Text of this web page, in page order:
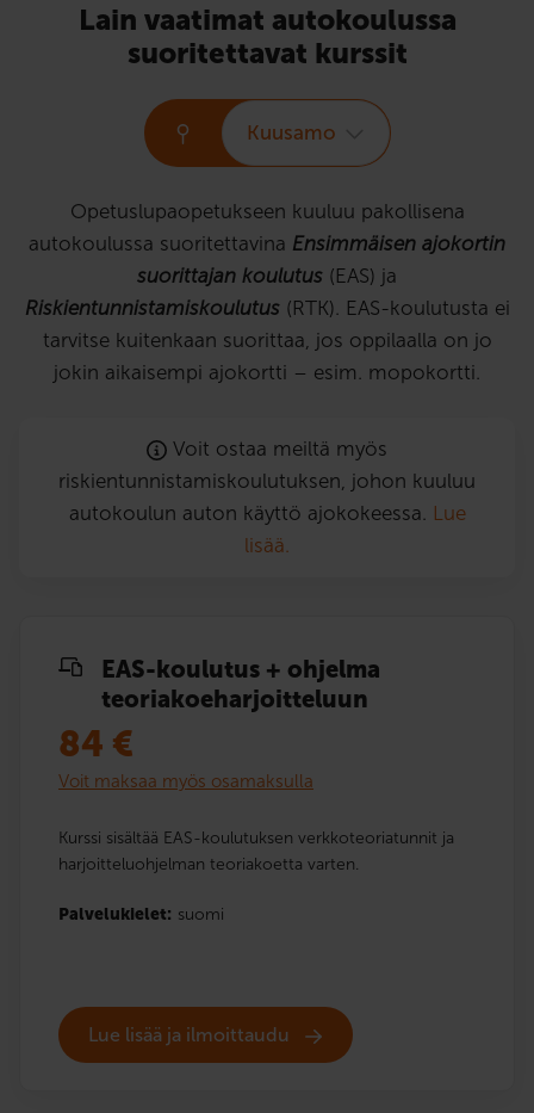
Lain vaatimat autokoulussa
suoritettavat kurssit
Kuusamo
Opetuslupaopetukseen kuuluu pakollisena
autokoulussa suoritettavina Ensimmäisen ajokortin
suorittajan koulutus (EAS) ja
Riskientunnistamiskoulutus(RTK). EAS-koulutusta ei
tarvitse kuitenkaan suorittaa, jos oppilaalla on jo
jokin aikaisempi ajokortti – esim. mopokortti.
Voit ostaa meiltä myös
riskientunnistamiskoulutuksen, johon kuuluu
autokoulun auton käyttö ajokokeessa. Lue
lisää.
EAS-koulutus + ohjelma
teoriakoe­harjoitteluun
84 €
Voit maksaa myös osamaksulla
Kurssi sisältää EAS-koulutuksen verkkoteoriatunnit ja
harjoitteluohjelman teoriakoetta varten.
Palvelukielet: suomi
Lue lisää ja ilmoittaudu